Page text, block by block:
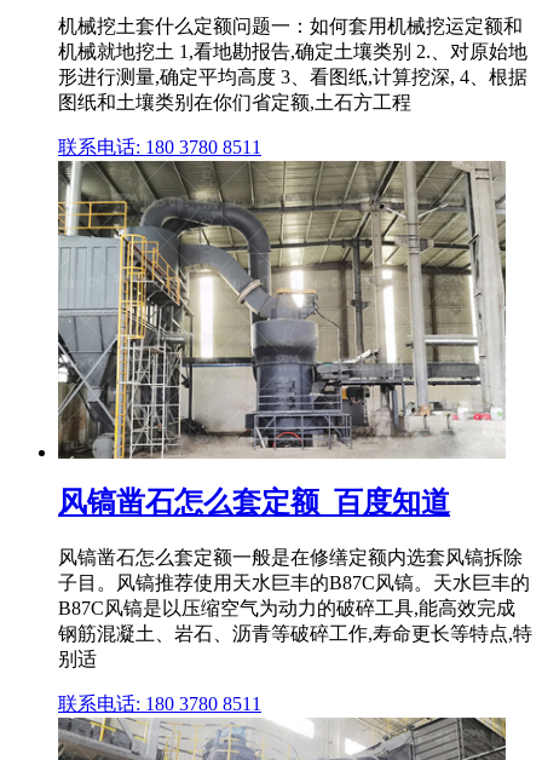
机械挖土套什么定额问题一：如何套用机械挖运定额和
机械就地挖土 1,看地勘报告,确定土壤类别 2.、对原始地
形进行测量,确定平均高度 3、看图纸,计算挖深, 4、根据
图纸和土壤类别在你们省定额,土石方工程
联系电话: 180 3780 8511
风镐凿石怎么套定额_百度知道
风镐凿石怎么套定额一般是在修缮定额内选套风镐拆除
子目。风镐推荐使用天水巨丰的B87C风镐。天水巨丰的
B87C风镐是以压缩空气为动力的破碎工具,能高效完成
钢筋混凝土、岩石、沥青等破碎工作,寿命更长等特点,特
别适
联系电话: 180 3780 8511